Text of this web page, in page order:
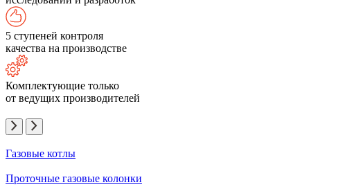
5 ступеней контроля
качества на производстве
Комплектующие только
от ведущих производителей
Газовые котлы
Проточные газовые колонки